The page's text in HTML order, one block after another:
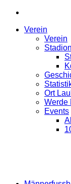
Verein
Verein
Stadion
Ort
Werde
Events